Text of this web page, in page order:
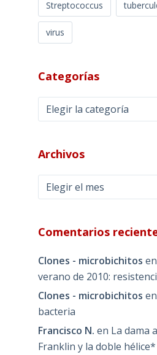
Streptococcus
virus
Categorías
Categorías
Archivos
Archivos
Comentarios
Clones - microbichitos en
verano de 2010:
Clones - microbichitos en
bacteria
Francisco N. en La dama
Franklin y la doble hélice*